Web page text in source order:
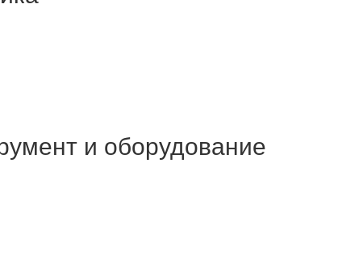
и оборудование